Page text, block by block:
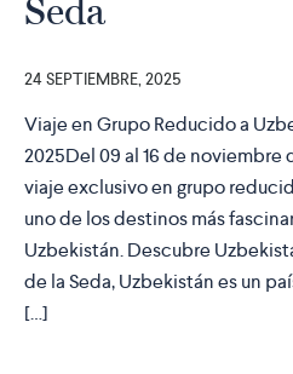
Seda
24 SEPTIEMBRE, 2025
Viaje en Grupo Reducido a
2025Del 09 al 16 de noviembre
viaje exclusivo en grupo
uno de los destinos más
Uzbekistán. Descubre
de la Seda, Uzbekistán es un
[…]